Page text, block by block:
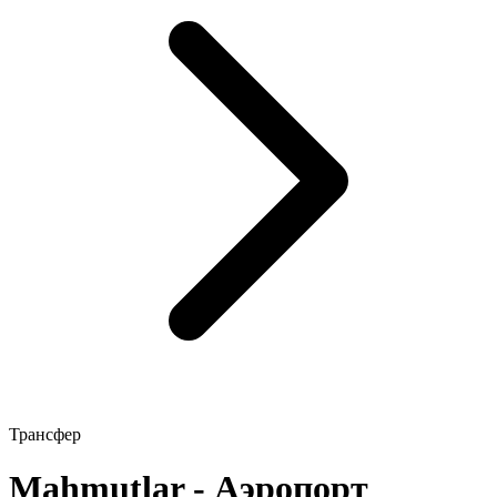
Трансфер
Mahmutlar - Аэропорт